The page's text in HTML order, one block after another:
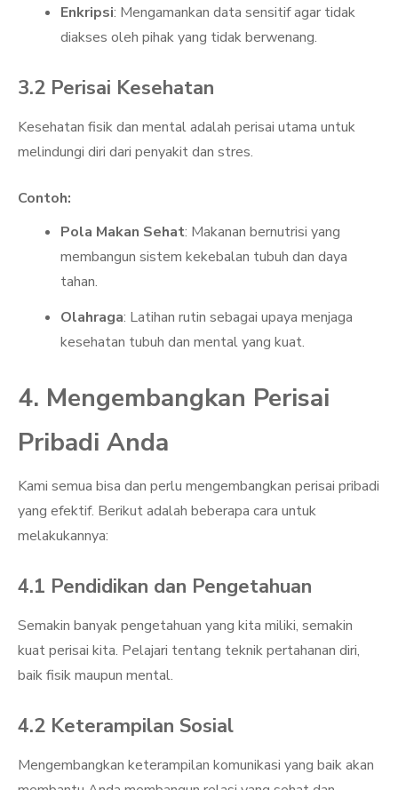
Enkripsi: Mengamankan data sensitif agar tidak
diakses oleh pihak yang tidak berwenang.
3.2 Perisai Kesehatan
Kesehatan fisik dan mental adalah perisai utama untuk
melindungi diri dari penyakit dan stres.
Contoh:
Pola Makan Sehat: Makanan bernutrisi yang
membangun sistem kekebalan tubuh dan daya
tahan.
Olahraga: Latihan rutin sebagai upaya menjaga
kesehatan tubuh dan mental yang kuat.
4. Mengembangkan Perisai
Pribadi Anda
Kami semua bisa dan perlu mengembangkan perisai pribadi
yang efektif. Berikut adalah beberapa cara untuk
melakukannya:
4.1 Pendidikan dan Pengetahuan
Semakin banyak pengetahuan yang kita miliki, semakin
kuat perisai kita. Pelajari tentang teknik pertahanan diri,
baik fisik maupun mental.
4.2 Keterampilan Sosial
Mengembangkan keterampilan komunikasi yang baik akan